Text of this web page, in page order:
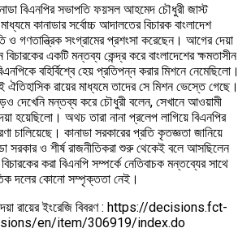
বিএনপির সভাপতি ফয়সল আহমেদ চৌধুরী জাস্ট
কানাডার সর্বোচ্চ আদালতের বিচারক বাংলাদেশ
ও গণতান্ত্রিক সংগ্রামের প্রশংসা করেছেন। আগের দেয়া
একটি মন্তব্য কেন্দ্র করে বাংলাদেশের ক্ষমতাসীন
বহির্বিশ্বে হেয় প্রতিপন্ন করার মিশনে নেমেছিলো।
রায়ের মাধ্যমে তাদের সে মিশন ভেস্তে গেছে।
দেখেনি মন্তব্য করে চৌধুরী বলেন, সেখানে আওয়ামী
হয়েছিলো। অথচ তারা নানা প্রলেপ লাগিয়ে বিএনপির
চালিয়েছে। কানাডা সরকারের প্রতি কৃতজ্ঞতা জানিয়ে
সরকার ও শীর্ষ রাজনীতিকরা শুরু থেকেই বলে আসছিলেন
করা বিএনপি সম্পর্কে নেতিবাচক মন্তব্যের সাথে
দলের কোনো সম্পৃক্ততা নেই।
দেয়া রায়ের ইংরেজি বিবরণ : https://decisions.fct-
en/item/306919/index.do